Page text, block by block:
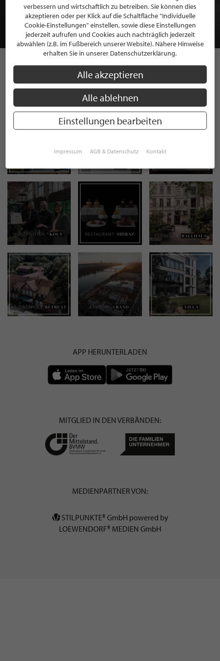
JETZT GRATIS BEWERBEN
STILPUNKTE AUF
INSTAGRAM
APP HERUNTERLADEN
MITGLIED IN DEN VERBÄNDEN:
MEDIENPARTNER VON:
STILPUNKTE® GmbH powered by
LOEWENDORF® MEDIEN GmbH
verbessern und wirtschaftlich zu betreiben. Sie können dies
akzeptieren oder per Klick auf die Schaltfläche "Individuelle
Cookie-Einstellungen" einstellen, sowie diese Einstellungen
jederzeit aufrufen und Cookies auch nachträglich jederzeit
abwählen (z.B. im Fußbereich unserer Website). Nähere Hinweise
erhalten Sie in unserer Datenschutzerklärung.
Alle akzeptieren
Alle ablehnen
Einstellungen bearbeiten
Impressum AGB & Datenschutz Kontakt